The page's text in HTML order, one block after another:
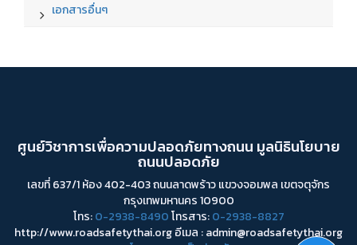
เอกสารอื่นๆ
ศูนย์วิชาการเพื่อความปลอดภัยทางถนน มูลนิธินโยบาย
ถนนปลอดภัย
เลขที่ 637/1 ห้อง 402-403 ถนนลาดพร้าว แขวงจอมพล เขตจตุจักร
กรุงเทพมหานคร 10900
โทร:0-2938-8490โทรสาร:0-2938-8827
http://www.roadsafetythai.org อีเมล : admin@roadsafetythai.org